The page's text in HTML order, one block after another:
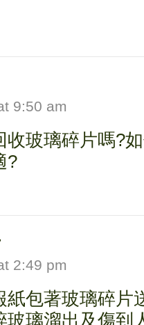
9:50 am
收玻璃碎片嗎?
?
2:49 pm
紙包著玻璃碎片
玻璃溜出及傷到